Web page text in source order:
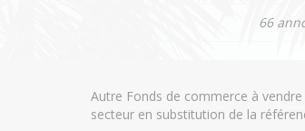
66
Autre Fonds de commerce à
secteur en substitution de la